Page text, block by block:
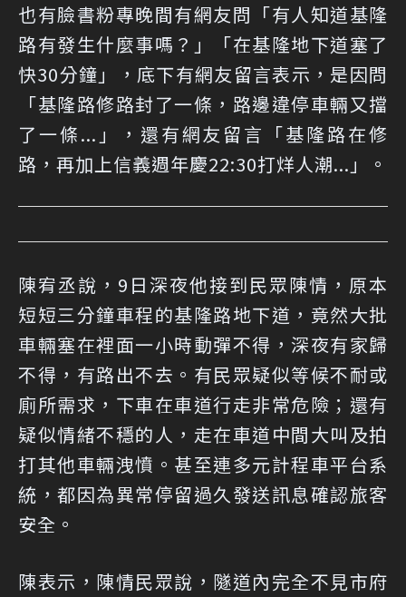
也有臉書粉專晚間有網友問「有人知道基隆
路有發生什麼事嗎？」「在基隆地下道塞了
快30分鐘」，底下有網友留言表示，是因問
「基隆路修路封了一條，路邊違停車輛又擋
了一條...」，還有網友留言「基隆路在修
路，再加上信義週年慶22:30打烊人潮...」。
陳宥丞說，9日深夜他接到民眾陳情，原本
短短三分鐘車程的基隆路地下道，竟然大批
車輛塞在裡面一小時動彈不得，深夜有家歸
不得，有路出不去。有民眾疑似等候不耐或
廁所需求，下車在車道行走非常危險；還有
疑似情緒不穩的人，走在車道中間大叫及拍
打其他車輛洩憤。甚至連多元計程車平台系
統，都因為異常停留過久發送訊息確認旅客
安全。
陳表示，陳情民眾說，隧道內完全不見市府